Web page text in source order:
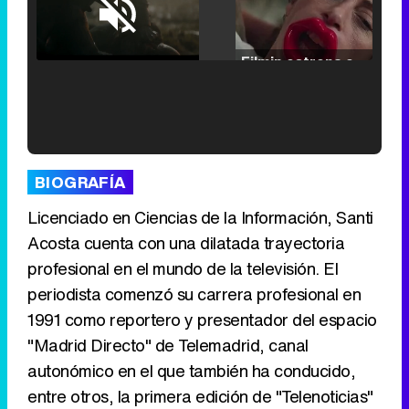
Unmute /
Loaded
25.30%
BIOGRAFÍA
Licenciado en Ciencias de la Información, Santi
Acosta cuenta con una dilatada trayectoria
profesional en el mundo de la televisión. El
periodista comenzó su carrera profesional en
1991 como reportero y presentador del espacio
"Madrid Directo" de Telemadrid, canal
autonómico en el que también ha conducido,
entre otros, la primera edición de "Telenoticias"